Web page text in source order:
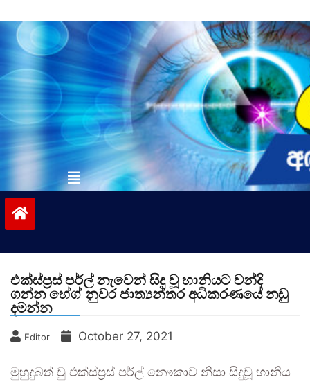
to
contentvinivida.lk
එක්ස්ප්‍රස් පර්ල් නැවෙන් සිදු වූ හානියට වන්දි
ගන්න හේග් නුවර ජාත්‍යන්තර අධිකරණයේ නඩු
දමන්න
Editor October 27, 2021
මුහුදුබත් වු එක්ස්ප්‍රස් පර්ල් නෞකාව නිසා සිදුවූ හානිය